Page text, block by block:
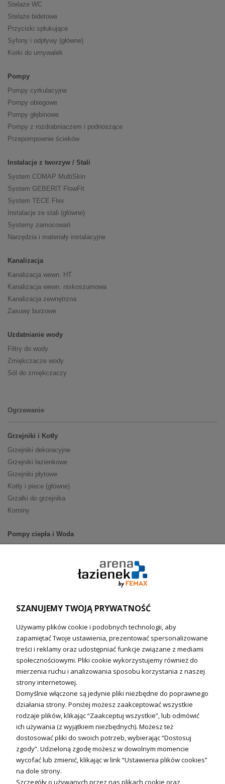
Stelaże WC
Stelaże bidetowe
Przyciski spłukujące
Syfony i odpływy (główne)
Korki do umywalek
Pompy
Pompy cyrkulacyjne
Pompy obiegowe
Pompy głębinowe
Pompy z rozdrabniaczem i podnoszące
Przepompownie ścieków
Instalacje z tworzyw / Stali
System COMAP MultiSkin
System GEBERIT FlowFit
System TECE Flex
Instalacje ze stali (główne)
Systemy zamocowań
Narzędzia i materiały instalacyjne
Kanalizacja
Kanalizacja wewn. HT
Kanalizacja wewn. niskoszumowa
Kanalizacja zewnętrzna
Zasuwy burzowe
Uzdatnianie wody
Filtry do wody
Zmiękczacze wody
Sól do zmiękczaczy
Ogrzewanie
Grzejniki i Kotły
Grzejniki dekoracyjne
Grzejniki łazienkowe
Grzejniki płytowe
Kotły i piece (główne)
Grzałki do grzejnika
Kominy
Pompy ciepła i Woda
Ogrzewanie podłogowe (główne)
Technika solarna
Fotowoltanika
Sterowniki i regulatory
Nagrzewnice i kurtyny
Kuchnia i Wentylacja
Kuchnia
Zlewozmywaki
Baterie kuchenne
Młynki do odpadów
SZANUJEMY TWOJĄ PRYWATNOŚĆ
Używamy plików cookie i podobnych technologii, aby
zapamiętać Twoje ustawienia, prezentować spersonalizowane
treści i reklamy oraz udostępniać funkcje związane z mediami
społecznościowymi. Pliki cookie wykorzystujemy również do
mierzenia ruchu i analizowania sposobu korzystania z naszej
strony internetowej.
Domyślnie włączone są jedynie pliki niezbędne do poprawnego
działania strony. Poniżej możesz zaakceptować wszystkie
rodzaje plików, klikając “Zaakceptuj wszystkie”, lub odmówić
ich używania (z wyjątkiem niezbędnych). Możesz też
dostosować pliki do swoich potrzeb, wybierając “Dostosuj
zgody”. Udzieloną zgodę możesz w dowolnym momencie
wycofać lub zmienić, klikając w link “Ustawienia plików cookies”
na dole strony.
Szczegóły o używanych przez nas plikach cookie oraz